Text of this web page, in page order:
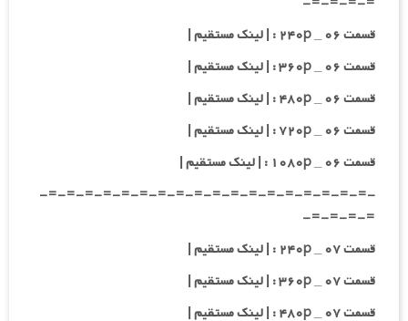
قسمت ۰۶ _ ۲۴۰p : | لینک مستقیم |
قسمت ۰۶ _ ۳۶۰p : | لینک مستقیم |
قسمت ۰۶ _ ۴۸۰p : | لینک مستقیم |
قسمت ۰۶ _ ۷۲۰p : | لینک مستقیم |
قسمت ۰۶ _ ۱۰۸۰p : | لینک مستقیم |
-=-=-=-=-=-=-=-=-=-=-=-=-=-=-=-=-=-=-
=-=-=-=-
قسمت ۰۷ _ ۲۴۰p : | لینک مستقیم |
قسمت ۰۷ _ ۳۶۰p : | لینک مستقیم |
قسمت ۰۷ _ ۴۸۰p : | لینک مستقیم |